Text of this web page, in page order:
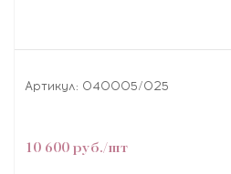
Артикул: 040005/025
10 600 руб./шт